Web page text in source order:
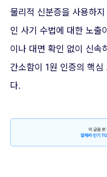
물리적 신분증을 사용하
인 사기 수법에 대한 노출
이나 대면 확인 없이 신속
간소함이 1원 인증의 핵심
다.